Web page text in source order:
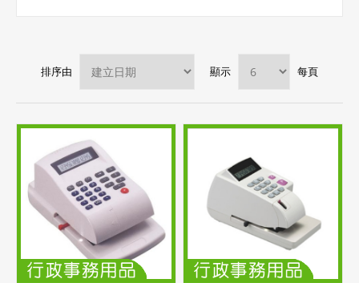
排序由 顯示 每頁